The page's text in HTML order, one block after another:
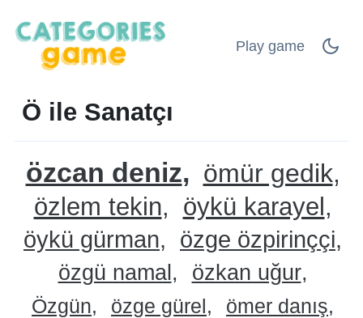
Play game
Ö ile Sanatçı
özcan deniz ömür gedik
özlem tekin öykü karayel
öykü gürman özge özpirinççi
özgü namal özkan uğur
Özgün özge gürel
ömer danış